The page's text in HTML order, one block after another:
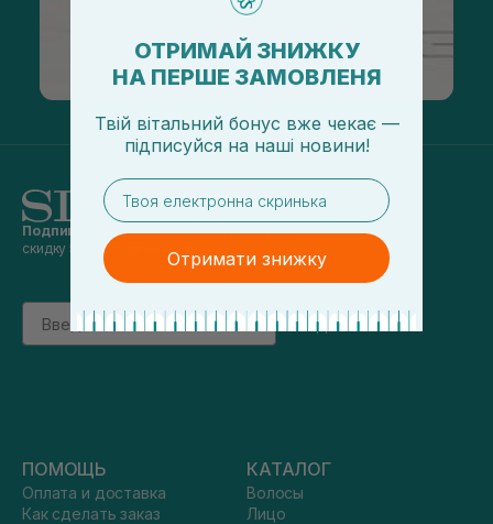
Подпишись на наши новостии получай
скидку 5% на первый заказ
Email
підписатись
ПОМОЩЬ
Оплата и доставка
Как сделать заказ
КАТАЛОГ
Волосы
Лицо
ОТРИМАЙ ЗНИЖКУ
НА ПЕРШЕ ЗАМОВЛЕНЯ
Твій вітальний бонус вже чекає —
підписуйся на наші новини!
email
Отримати знижку